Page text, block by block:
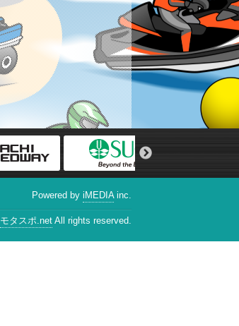
Powered by iMEDIAinc.
モタスポ.net All rights reserved.